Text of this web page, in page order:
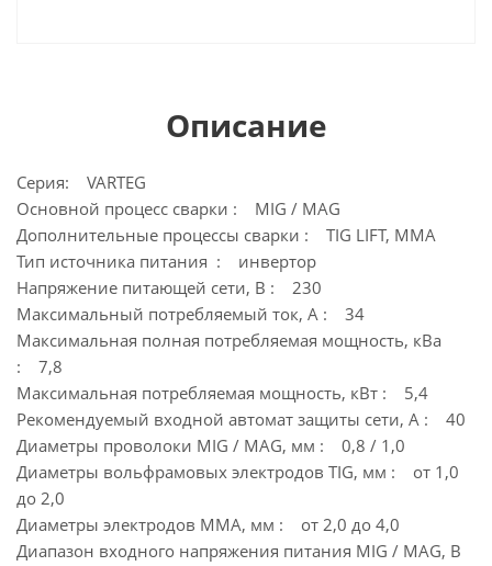
Описание
Серия: VARTEG
Основной процесс сварки : MIG / MAG
Дополнительные процессы сварки : TIG LIFT, MMA
Тип источника питания : инвертор
Напряжение питающей сети, В : 230
Максимальный потребляемый ток, А : 34
Максимальная полная потребляемая мощность, кВа
: 7,8
Максимальная потребляемая мощность, кВт : 5,4
Рекомендуемый входной автомат защиты сети, А : 40
Диаметры проволоки MIG / MAG, мм : 0,8 / 1,0
Диаметры вольфрамовых электродов TIG, мм : от 1,0
до 2,0
Диаметры электродов MMA, мм : от 2,0 до 4,0
Диапазон входного напряжения питания MIG / MAG, В